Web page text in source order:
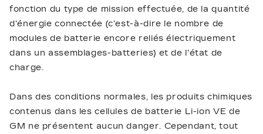
fonction du type de mission effectuée, de la quantité
d'énergie connectée (c'est-à-dire le nombre de
modules de batterie encore reliés électriquement
dans un assemblages-batteries) et de l'état de
charge.
Dans des conditions normales, les produits chimiques
contenus dans les cellules de batterie Li-ion VE de
GM ne présentent aucun danger. Cependant, tout